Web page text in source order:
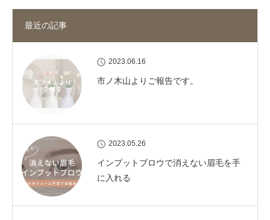
最近の記事
2023.06.16
市ノ木山よりご報告です。
2023.05.26
インプットブロウで消えない眉毛を手
に入れる